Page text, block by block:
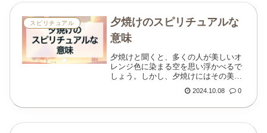
スピリチュアル
夕焼けのスピリチュアルな
意味
夕焼けと聞くと、多くの人が美しいオ
レンジ色に染まる空を思い浮かべるで
しょう。しかし、夕焼けにはその美し
い意味が隠されています。夕焼けは一
2024.10.08 0